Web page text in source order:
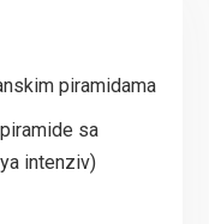
piramidama
sa
intenziv)